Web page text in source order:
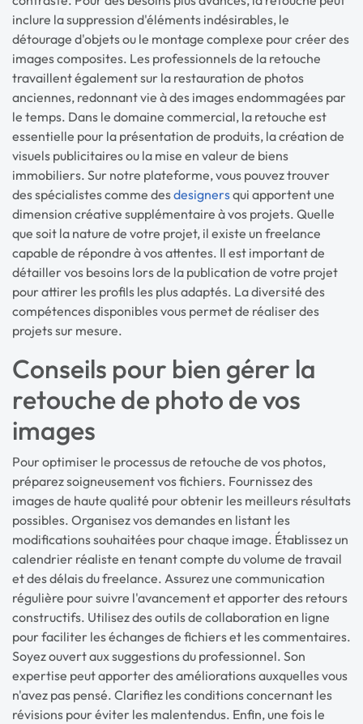
inclure la suppression d'éléments indésirables, le
détourage d'objets ou le montage complexe pour créer des
images composites. Les professionnels de la retouche
travaillent également sur la restauration de photos
anciennes, redonnant vie à des images endommagées par
le temps. Dans le domaine commercial, la retouche est
essentielle pour la présentation de produits, la création de
visuels publicitaires ou la mise en valeur de biens
immobiliers. Sur notre plateforme, vous pouvez trouver
des spécialistes comme desdesignersqui apportent une
dimension créative supplémentaire à vos projets. Quelle
que soit la nature de votre projet, il existe un freelance
capable de répondre à vos attentes. Il est important de
détailler vos besoins lors de la publication de votre projet
pour attirer les profils les plus adaptés. La diversité des
compétences disponibles vous permet de réaliser des
projets sur mesure.
Conseils pour bien gérer la
retouche de photo de vos
images
Pour optimiser le processus de retouche de vos photos,
préparez soigneusement vos fichiers. Fournissez des
images de haute qualité pour obtenir les meilleurs résultats
possibles. Organisez vos demandes en listant les
modifications souhaitées pour chaque image. Établissez un
calendrier réaliste en tenant compte du volume de travail
et des délais du freelance. Assurez une communication
régulière pour suivre l'avancement et apporter des retours
constructifs. Utilisez des outils de collaboration en ligne
pour faciliter les échanges de fichiers et les commentaires.
Soyez ouvert aux suggestions du professionnel. Son
expertise peut apporter des améliorations auxquelles vous
n'avez pas pensé. Clarifiez les conditions concernant les
révisions pour éviter les malentendus. Enfin, une fois le